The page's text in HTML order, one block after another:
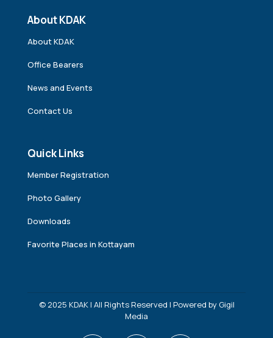
About KDAK
About KDAK
Office Bearers
News and Events
Contact Us
Quick Links
Member Registration
Photo Gallery
Downloads
Favorite Places in Kottayam
© 2025 KDAK | All Rights Reserved | Powered by Gigil
Media